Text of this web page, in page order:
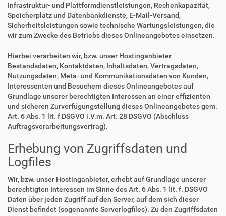
Infrastruktur- und Plattformdienstleistungen, Rechenkapazität,
Speicherplatz und Datenbankdienste, E-Mail-Versand,
Sicherheitsleistungen sowie technische Wartungsleistungen, die
wir zum Zwecke des Betriebs dieses Onlineangebotes einsetzen.
Hierbei verarbeiten wir, bzw. unser Hostinganbieter
Bestandsdaten, Kontaktdaten, Inhaltsdaten, Vertragsdaten,
Nutzungsdaten, Meta- und Kommunikationsdaten von Kunden,
Interessenten und Besuchern dieses Onlineangebotes auf
Grundlage unserer berechtigten Interessen an einer effizienten
und sicheren Zurverfügungstellung dieses Onlineangebotes gem.
Art. 6 Abs. 1 lit. f DSGVO i.V.m. Art. 28 DSGVO (Abschluss
Auftragsverarbeitungsvertrag).
Erhebung von Zugriffsdaten und
Logfiles
Wir, bzw. unser Hostinganbieter, erhebt auf Grundlage unserer
berechtigten Interessen im Sinne des Art. 6 Abs. 1 lit. f. DSGVO
Daten über jeden Zugriff auf den Server, auf dem sich dieser
Dienst befindet (sogenannte Serverlogfiles). Zu den Zugriffsdaten